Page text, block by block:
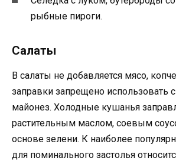
рыбные пироги.
Салаты
В салаты не добавляется мясо,
заправки запрещено использовать
майонез. Холодные кушанья
растительным маслом, соевым
основе зелени. К наиболее
для поминального застолья